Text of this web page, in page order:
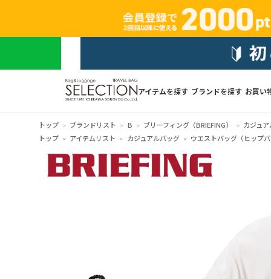
アイテムを探す ブランドを探す お買い
トップ ブランドリスト B ブリーフィング（BRIEFING）
カジュア
トップ
アイテムリスト カジュアルバッグ ウエストバッグ（ヒップ